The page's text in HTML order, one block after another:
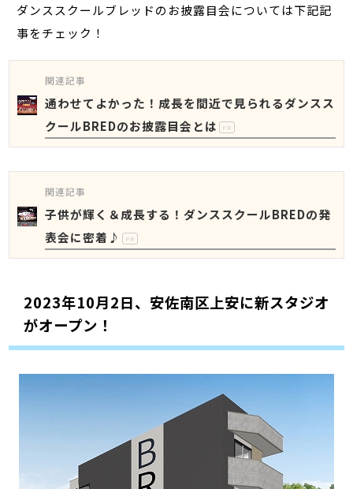
ダンススクールブレッドのお披露目会については下記記
事をチェック！
関連記事
通わせてよかった！成長を間近で見られるダンスス
クールBREDのお披露目会とは
PR
関連記事
子供が輝く＆成長する！ダンススクールBREDの発
表会に密着♪
PR
2023年10月2日、安佐南区上安に新スタジオ
がオープン！